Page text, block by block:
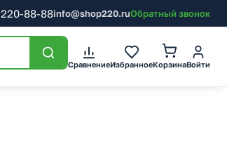
220-88-88info@shop220.ruОбратный звонок
СравнениеИзбранноеКорзинаВойти